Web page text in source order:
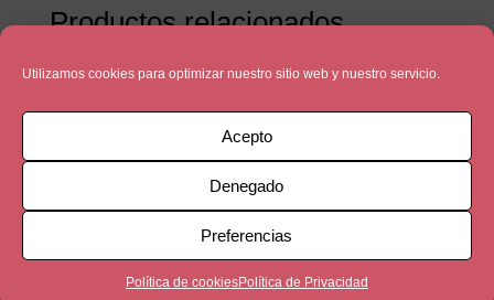
Utilizamos cookies para optimizar nuestro sitio web y nuestro servicio.
Acepto
Denegado
Preferencias
Política de cookiesPolítica de Privacidad
Productos relacionados